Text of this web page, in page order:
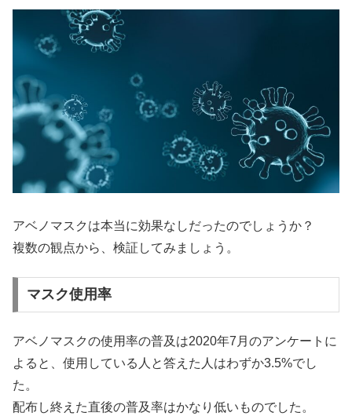
アベノマスクは本当に効果なしだったのでしょうか？
複数の観点から、検証してみましょう。
マスク使用率
アベノマスクの使用率の普及は2020年7月のアンケートに
よると、使用している人と答えた人はわずか3.5%でし
た。
配布し終えた直後の普及率はかなり低いものでした。